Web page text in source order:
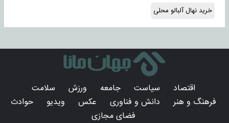
خرید نهال آلبالو محلی
اقتصاد سیاست جامعه ورزش
سلامت
فرهنگ و هنر
دانش و فناوری عکس ویدیو
حوادث
فضای مجازی